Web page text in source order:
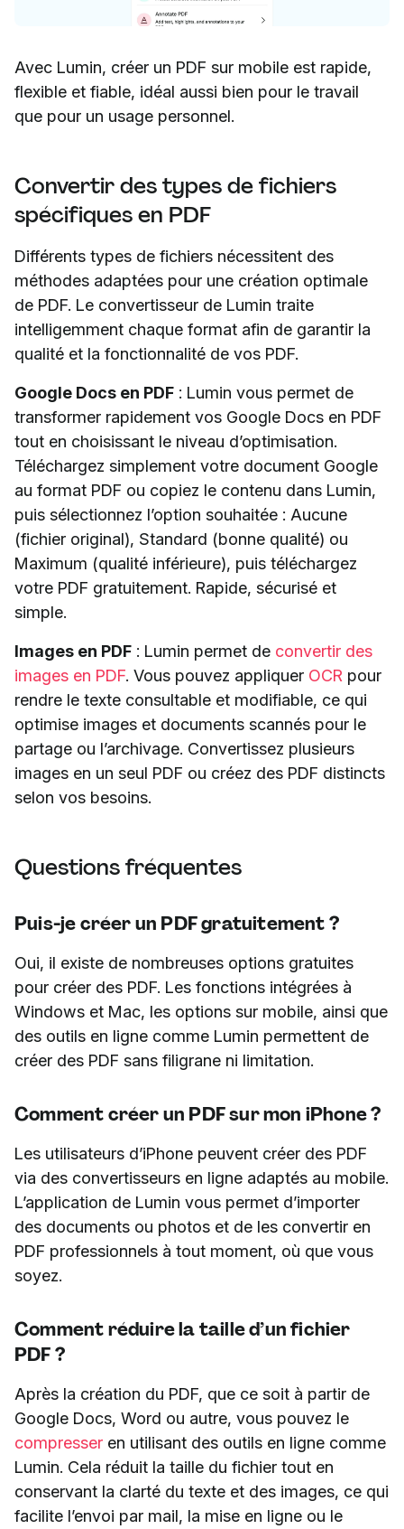
Avec Lumin, créer un PDF sur mobile est rapide,
flexible et fiable, idéal aussi bien pour le travail
que pour un usage personnel.
Convertir des types de fichiers
spécifiques en PDF
Différents types de fichiers nécessitent des
méthodes adaptées pour une création optimale
de PDF. Le convertisseur de Lumin traite
intelligemment chaque format afin de garantir la
qualité et la fonctionnalité de vos PDF.
Google Docs en PDF : Lumin vous permet de
transformer rapidement vos Google Docs en PDF
tout en choisissant le niveau d’optimisation.
Téléchargez simplement votre document Google
au format PDF ou copiez le contenu dans Lumin,
puis sélectionnez l’option souhaitée : Aucune
(fichier original), Standard (bonne qualité) ou
Maximum (qualité inférieure), puis téléchargez
votre PDF gratuitement. Rapide, sécurisé et
simple.
Images en PDF : Lumin permet de convertir des
images en PDF. Vous pouvez appliquer OCR pour
rendre le texte consultable et modifiable, ce qui
optimise images et documents scannés pour le
partage ou l’archivage. Convertissez plusieurs
images en un seul PDF ou créez des PDF distincts
selon vos besoins.
Questions fréquentes
Puis-je créer un PDF gratuitement ?
Oui, il existe de nombreuses options gratuites
pour créer des PDF. Les fonctions intégrées à
Windows et Mac, les options sur mobile, ainsi que
des outils en ligne comme Lumin permettent de
créer des PDF sans filigrane ni limitation.
Comment créer un PDF sur mon iPhone ?
Les utilisateurs d’iPhone peuvent créer des PDF
via des convertisseurs en ligne adaptés au mobile.
L’application de Lumin vous permet d’importer
des documents ou photos et de les convertir en
PDF professionnels à tout moment, où que vous
soyez.
Comment réduire la taille d’un fichier
PDF ?
Après la création du PDF, que ce soit à partir de
Google Docs, Word ou autre, vous pouvez le
compresser en utilisant des outils en ligne comme
Lumin. Cela réduit la taille du fichier tout en
conservant la clarté du texte et des images, ce qui
facilite l’envoi par mail, la mise en ligne ou le